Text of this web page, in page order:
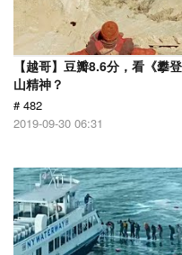
【越哥】豆瓣8.6分，看《攀
山精神？
# 482
2019-09-30 06:31